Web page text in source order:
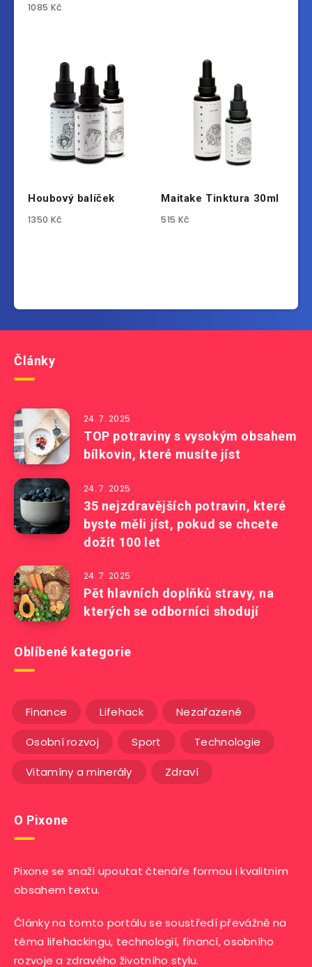
1085 Kč
Houbový balíček
1350 Kč
Maitake Tinktura 30ml
515 Kč
Články
24. 7. 2025
TOP potraviny s vysokým obsahem
bílkovin, které musíte jíst
24. 7. 2025
35 nejzdravějších potravin, které
byste měli jíst, pokud se chcete
dožít 100 let
24. 7. 2025
Pět hlavních doplňků stravy, na
kterých se odborníci shodují
Oblíbené kategorie
Finance Lifehack Nezařazené
Osobní rozvoj Sport Technologie
Vitamíny a minerály Zdraví
O Pixone
Pixone se snaží upoutat čtenáře formou i kvalitním
obsahem textu.
Články na tomto portálu se soustředí převážně na
téma lifehackingu, technologií, financí, osobního
rozvoje a zdravého životního stylu.